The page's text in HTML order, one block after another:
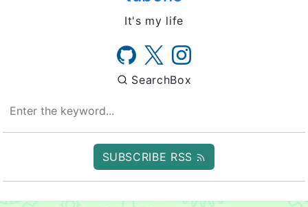
It's my life
SearchBox
SUBSCRIBE RSS